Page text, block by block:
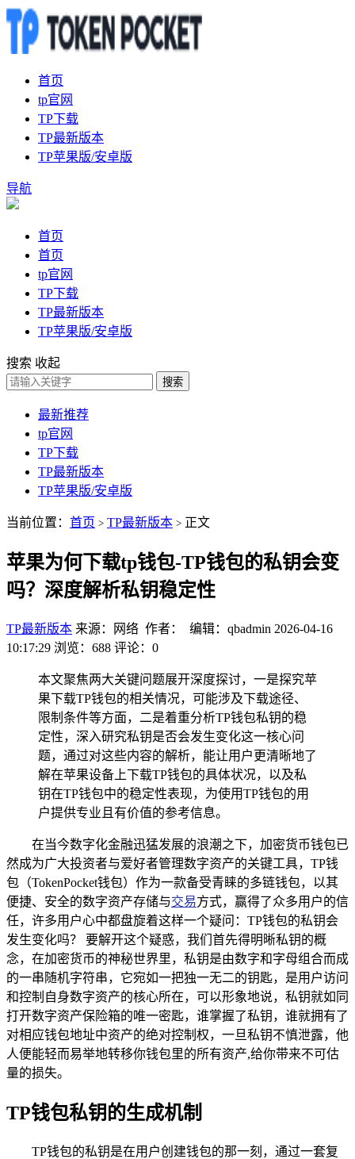
首页
tp官网
TP下载
TP最新版本
TP苹果版/安卓版
导航
首页
首页
tp官网
TP下载
TP最新版本
TP苹果版/安卓版
搜索 收起
搜索
最新推荐
tp官网
TP下载
TP最新版本
TP苹果版/安卓版
当前位置： 首页 > TP最新版本 > 正文
苹果为何下载tp钱包-TP钱包的私钥会变
吗？深度解析私钥稳定性
TP最新版本 来源：网络 作者： 编辑：qbadmin 2026-04-16
10:17:29 浏览：688 评论：0
本文聚焦两大关键问题展开深度探讨，一是探究苹
果下载TP钱包的相关情况，可能涉及下载途径、
限制条件等方面，二是着重分析TP钱包私钥的稳
定性，深入研究私钥是否会发生变化这一核心问
题，通过对这些内容的解析，能让用户更清晰地了
解在苹果设备上下载TP钱包的具体状况，以及私
钥在TP钱包中的稳定性表现，为使用TP钱包的用
户提供专业且有价值的参考信息。
在当今数字化金融迅猛发展的浪潮之下，加密货币钱包已
然成为广大投资者与爱好者管理数字资产的关键工具，TP钱
包（TokenPocket钱包）作为一款备受青睐的多链钱包，以其
便捷、安全的数字资产存储与交易方式，赢得了众多用户的信
任，许多用户心中都盘旋着这样一个疑问：TP钱包的私钥会
发生变化吗？ 要解开这个疑惑，我们首先得明晰私钥的概
念，在加密货币的神秘世界里，私钥是由数字和字母组合而成
的一串随机字符串，它宛如一把独一无二的钥匙，是用户访问
和控制自身数字资产的核心所在，可以形象地说，私钥就如同
打开数字资产保险箱的唯一密匙，谁掌握了私钥，谁就拥有了
对相应钱包地址中资产的绝对控制权，一旦私钥不慎泄露，他
人便能轻而易举地转移你钱包里的所有资产,给你带来不可估
量的损失。
TP钱包私钥的生成机制
TP钱包的私钥是在用户创建钱包的那一刻，通过一套复